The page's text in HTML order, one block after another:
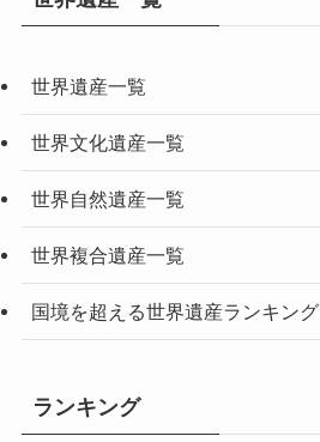
世界遺産一覧
世界文化遺産一覧
世界自然遺産一覧
世界複合遺産一覧
国境を超える世界遺産ランキング
ランキング